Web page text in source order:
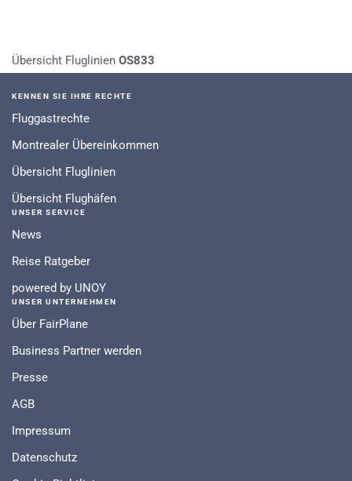
Übersicht Fluglinien OS833
KENNEN SIE IHRE RECHTE
Fluggastrechte
Montrealer Übereinkommen
Übersicht Fluglinien
Übersicht Flughäfen
UNSER SERVICE
News
Reise Ratgeber
powered by UNOY
UNSER UNTERNEHMEN
Über FairPlane
Business Partner werden
Presse
AGB
Impressum
Datenschutz